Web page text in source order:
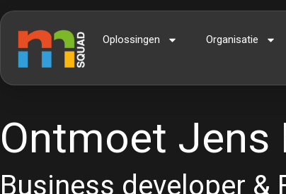
Oplossingen Organisatie
Ontmoet Jens
Business developer &